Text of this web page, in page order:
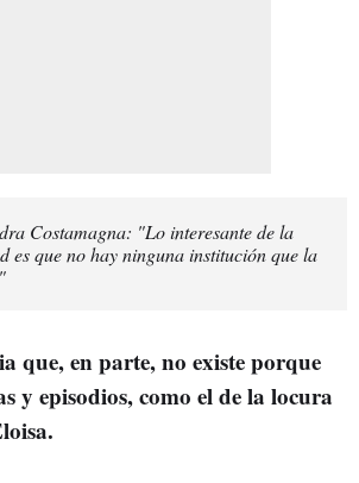
Costamagna: "Lo interesante de la
es que no hay ninguna institución que la
que, en parte, no existe porque
y episodios, como el de la locura